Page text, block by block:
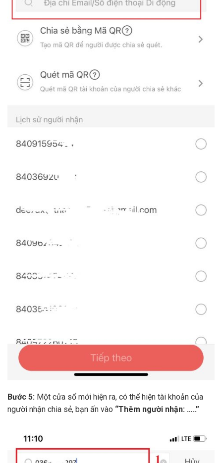
Bước 5: Một cửa sổ mới hiện ra, có thể hiện tài khoản của
người nhận chia sẻ, bạn ấn vào “Thêm người nhận: …..”